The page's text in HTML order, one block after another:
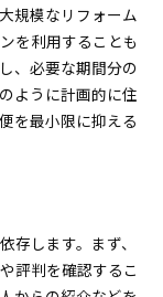
規模なリフォーム
を利用することも
、必要な期間分の
ように計画的に住
を最小限に抑える
存します。まず、
評判を確認するこ